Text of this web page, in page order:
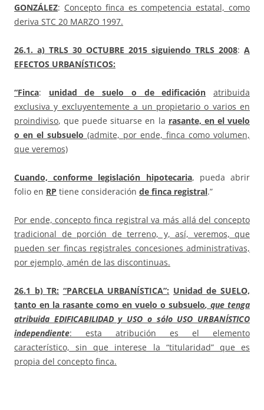
GONZÁLEZ: Concepto finca es competencia estatal, como
deriva STC 20 MARZO 1997.
26.1. a) TRLS 30 OCTUBRE 2015 siguiendo TRLS 2008: A
EFECTOS URBANÍSTICOS:
“Finca: unidad de suelo o de edificación
atribuida
exclusiva y excluyentemente a un propietario o varios en
proindiviso, que puede situarse en la rasante, en el vuelo
o en el subsuelo (admite, por ende, finca como volumen,
que veremos)
Cuando, conforme legislación hipotecaria, pueda abrir
folio en RP tiene consideración de finca registral.”
Por ende, concepto finca registral va más allá del concepto
tradicional de porción de terreno, y, así, veremos, que
pueden ser fincas registrales concesiones administrativas,
por ejemplo, amén de las discontinuas.
26.1 b)TR: “PARCELA URBANÍSTICA”: Unidad de SUELO,
tanto en la rasante como en vuelo o subsuelo, que tenga
atribuida EDIFICABILIDAD y USO o sólo USO URBANÍSTICO
independiente: esta atribución es el elemento
característico, sin que interese la “titularidad” que es
propia del concepto finca.